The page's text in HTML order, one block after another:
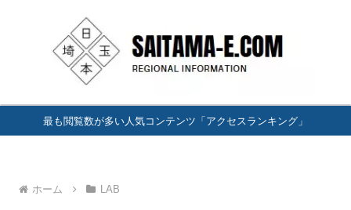
最も閲覧数が多い人気コンテンツ「アクセスランキング」
ホーム LAB